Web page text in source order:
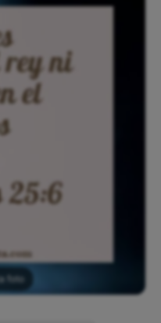
foto